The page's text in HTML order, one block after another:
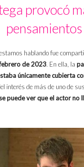
provocó
pensamientos
hablando fue
de 2023. En ella, la
únicamente cubierta
interés de más de uno de
se puede ver que el actor no